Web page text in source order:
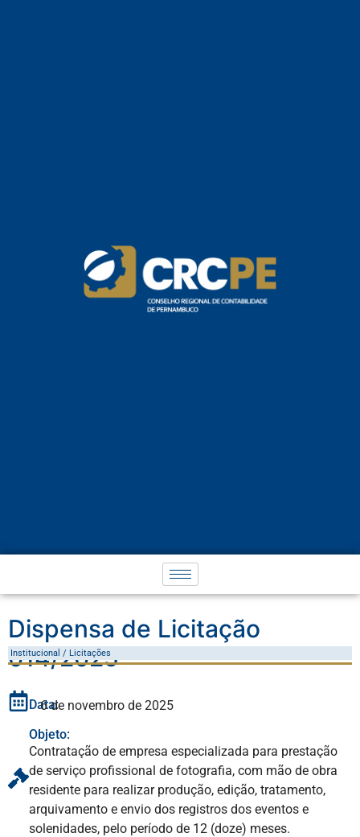
Dispensa de Licitação
014/2025
Institucional / Licitações
Data:
6 de novembro de 2025
Objeto:
Contratação de empresa especializada para prestação
de serviço profissional de fotografia, com mão de obra
residente para realizar produção, edição, tratamento,
arquivamento e envio dos registros dos eventos e
solenidades, pelo período de 12 (doze) meses.